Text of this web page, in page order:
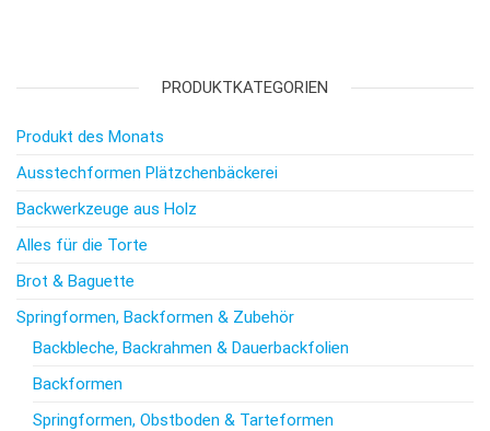
PRODUKTKATEGORIEN
Produkt des Monats
Ausstechformen Plätzchenbäckerei
Backwerkzeuge aus Holz
Alles für die Torte
Brot & Baguette
Springformen, Backformen & Zubehör
Backbleche, Backrahmen & Dauerbackfolien
Backformen
Springformen, Obstboden & Tarteformen